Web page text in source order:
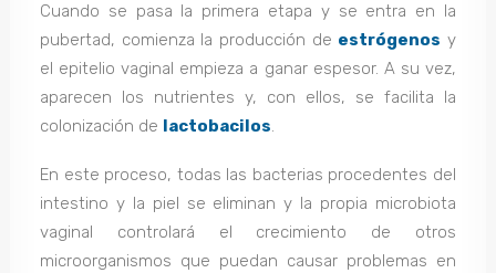
Cuando se pasa la primera etapa y se entra en la
pubertad, comienza la producción de estrógenos y
el epitelio vaginal empieza a ganar espesor. A su vez,
aparecen los nutrientes y, con ellos, se facilita la
colonización de
lactobacilos.
En este proceso, todas las bacterias procedentes del
intestino y la piel se eliminan y la propia microbiota
vaginal controlará el crecimiento de otros
microorganismos que puedan causar problemas en